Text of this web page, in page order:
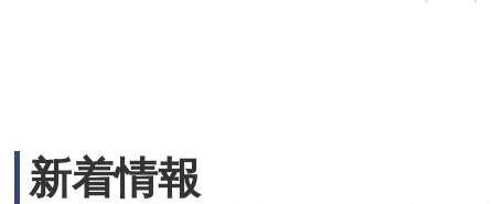
新着情報